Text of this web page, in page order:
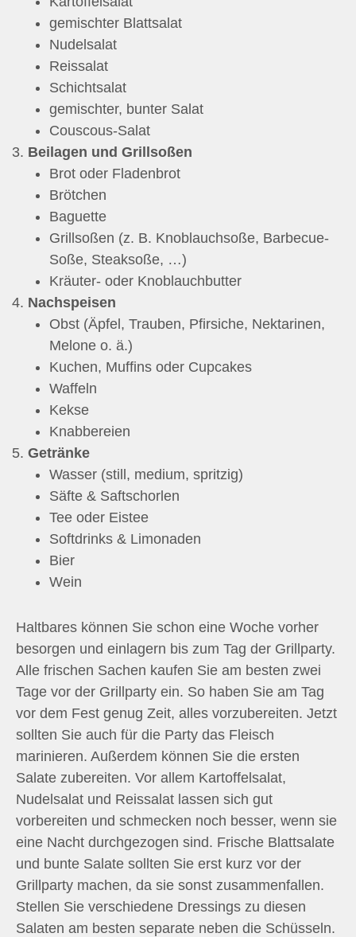
gemischter Blattsalat
Nudelsalat
Reissalat
Schichtsalat
gemischter, bunter Salat
Couscous-Salat
Beilagen und Grillsoßen
Brot oder Fladenbrot
Brötchen
Baguette
Grillsoßen (z. B. Knoblauchsoße, Barbecue-
Soße, Steaksoße, …)
Kräuter- oder Knoblauchbutter
Nachspeisen
Obst (Äpfel, Trauben, Pfirsiche, Nektarinen,
Melone o. ä.)
Kuchen, Muffins oder Cupcakes
Waffeln
Kekse
Knabbereien
Getränke
Wasser (still, medium, spritzig)
Säfte & Saftschorlen
Tee oder Eistee
Softdrinks & Limonaden
Bier
Wein
Haltbares können Sie schon eine Woche vorher
besorgen und einlagern bis zum Tag der Grillparty.
Alle frischen Sachen kaufen Sie am besten zwei
Tage vor der Grillparty ein. So haben Sie am Tag
vor dem Fest genug Zeit, alles vorzubereiten. Jetzt
sollten Sie auch für die Party das Fleisch
marinieren. Außerdem können Sie die ersten
Salate zubereiten. Vor allem Kartoffelsalat,
Nudelsalat und Reissalat lassen sich gut
vorbereiten und schmecken noch besser, wenn sie
eine Nacht durchgezogen sind. Frische Blattsalate
und bunte Salate sollten Sie erst kurz vor der
Grillparty machen, da sie sonst zusammenfallen.
Stellen Sie verschiedene Dressings zu diesen
Salaten am besten separate neben die Schüsseln.